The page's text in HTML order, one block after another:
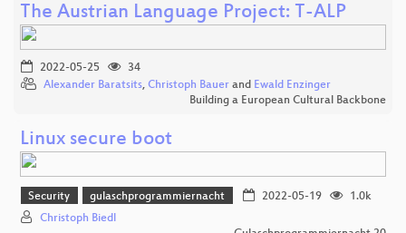
The Austrian Language Project: T-ALP
2022-05-25
34
Alexander Baratsits, Christoph Bauer and Ewald Enzinger
Building a European Cultural Backbone
Linux secure boot
Security gulaschprogrammiernacht 2022-05-19
1.0k
Christoph Biedl